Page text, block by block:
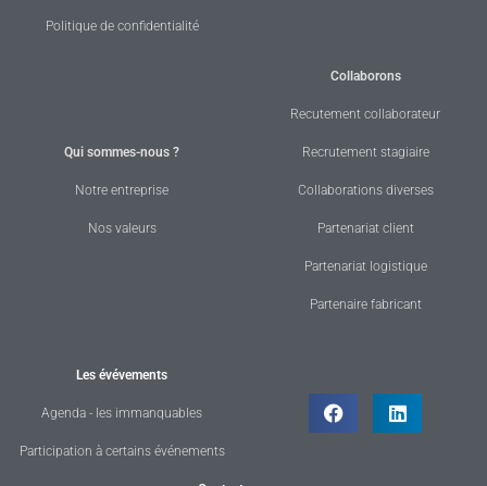
Politique de confidentialité
Qui sommes-nous ?
Notre entreprise
Nos valeurs
Collaborons
Recutement collaborateur
Recrutement stagiaire
Collaborations diverses
Partenariat client
Partenariat logistique
Partenaire fabricant
Les évévements
Agenda - les immanquables
Participation à certains événements